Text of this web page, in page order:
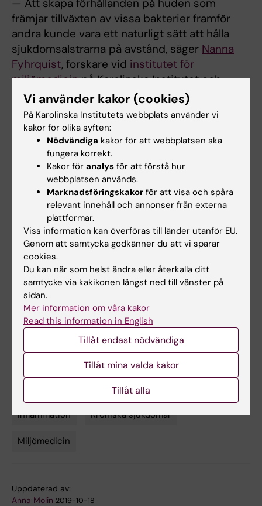
— Att skapa förhållanden på huden som
främjar tillväxten av vissa bakterier framför
andra kunde vara ett naturligt sätt att hålla
sjukdomsalstrarna på avstånd, säger Nanna
Fyhrquist, forskare vid institutet för
miljömedicinpå Karolinska Institutet och
studiens huvudförfattare.
Studien finansierades med hjälp av Knut och
Alice Wallenbergs Stiftelse, the National
Institute for Health Research, Dunhill Medical
Trust, Association pour la Recherche contre le
Cancer (ARC), European Research Council,
Institute National de la Santé et de la
Recherche Médicale, INCA, Fondation ARSEP,
ANR och BIOMAP IMI2.
Publikation
Microbe-host interplay in atopic dermatitis
and psoriasis
,” Nanna Fyhrquist, Björn
Andersson, Harri Alenuis et al., Nature
Communications, 16 oktober 2019, DOI:
10.1038/s41467-019-12253-y
Tags
Cell- och molekylärbiologi
Inflammation Kroniska sjukdomar
Miljömedicin
Uppdaterad av:
Anna Molin 2019-10-18
Vi använder kakor (cookies)
På Karolinska Institutets webbplats använder vi
kakor för olika syften:
Nödvändiga kakor för att webbplatsen ska
fungera korrekt.
Kakor för analys för att förstå hur
webbplatsen används.
Marknadsföringskakor för att visa och spåra
relevant innehåll och annonser från externa
plattformar.
Viss information kan överföras till länder utanför EU.
Genom att samtycka godkänner du att vi sparar
cookies.
Du kan när som helst ändra eller återkalla ditt
samtycke via kakikonen längst ned till vänster på
sidan.
Mer information om våra kakor
Read this information in English
Tillåt endast nödvändiga
Tillåt mina valda kakor
Tillåt alla